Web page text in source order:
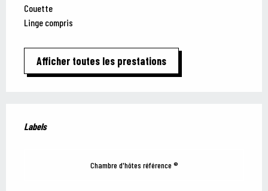
Couette
Linge compris
Afficher toutes les prestations
Labels
Labels
Chambre d'hôtes référence ®